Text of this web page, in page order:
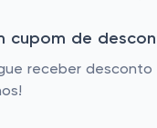
cupom de
receber